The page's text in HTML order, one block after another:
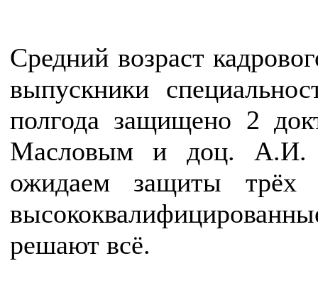
Средний возраст
выпускники
полгода защищено 2
Масловым и доц. А.И.
ожидаем защиты трёх
решают всё.